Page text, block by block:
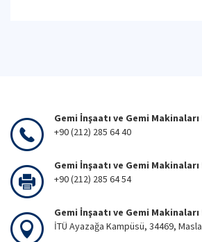
Gemi İnşaatı ve Gemi
+90 (212) 285 64 40
Gemi İnşaatı ve Gemi
+90 (212) 285 64 54
Gemi İnşaatı ve Gemi
İTÜ Ayazağa Kampüsü, 34469,